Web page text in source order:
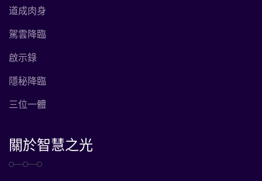
道成肉身
駕雲降臨
啟示錄
隱秘降臨
三位一體
關於智慧之光